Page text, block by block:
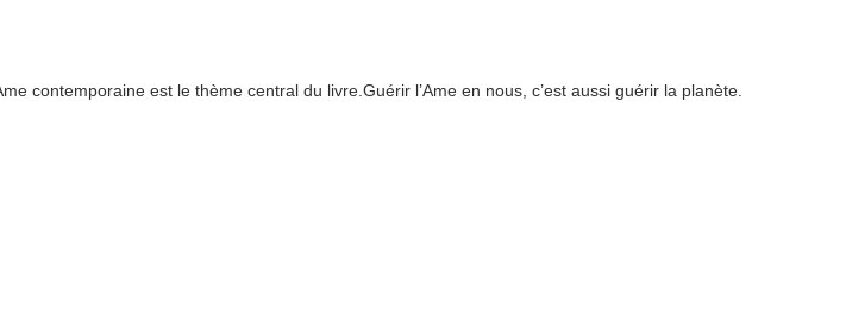
contemporaine est le thème central du livre.Guérir l’Ame en nous, c’est aussi guérir la planète.